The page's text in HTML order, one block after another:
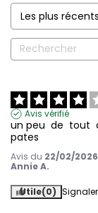
Avis vérifié
un peu  de  tout
pates
Avis du 22/02/2026
Annie A.
Utile(0) Signaler